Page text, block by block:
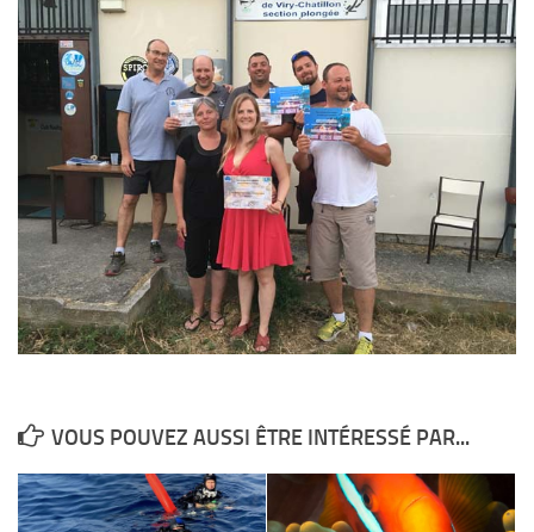
VOUS POUVEZ AUSSI ÊTRE INTÉRESSÉ PAR...